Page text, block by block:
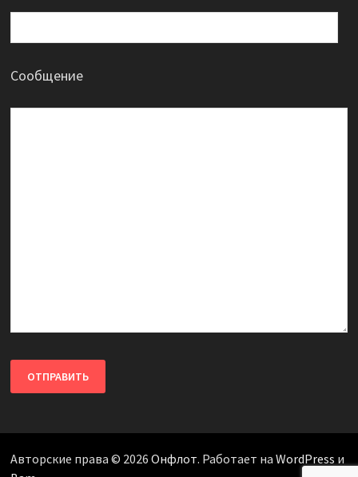
Сообщение
Авторские права © 2026 Онфлот. Работает на WordPress и